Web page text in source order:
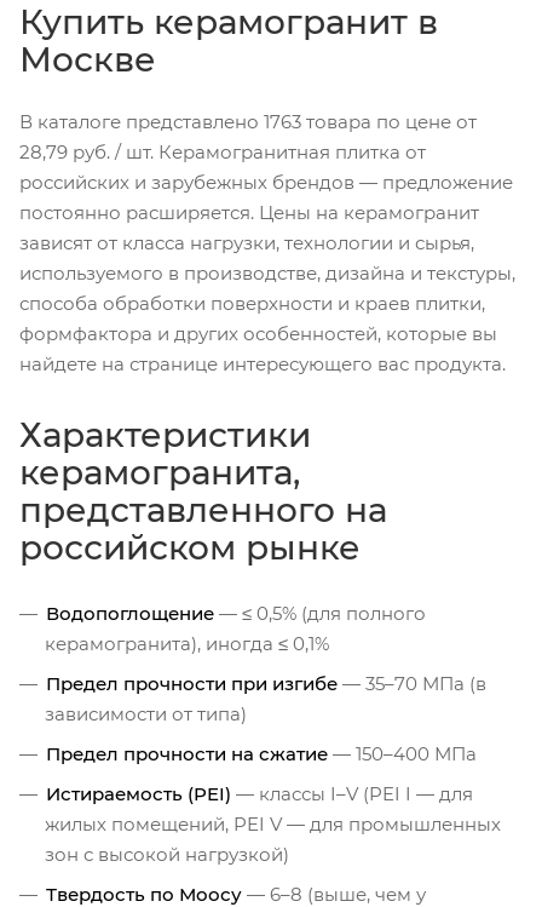
Купить керамогранит в
Москве
В каталоге представлено 1763 товара по цене от
28,79 руб. / шт. Керамогранитная плитка от
российских и зарубежных брендов — предложение
постоянно расширяется. Цены на керамогранит
зависят от класса нагрузки, технологии и сырья,
используемого в производстве, дизайна и текстуры,
способа обработки поверхности и краев плитки,
формфактора и других особенностей, которые вы
найдете на странице интересующего вас продукта.
Характеристики
керамогранита,
представленного на
российском рынке
Водопоглощение — ≤ 0,5% (для полного
керамогранита), иногда ≤ 0,1%
Предел прочности при изгибе — 35–70 МПа (в
зависимости от типа)
Предел прочности на сжатие — 150–400 МПа
Истираемость (PEI) — классы I–V (PEI I — для
жилых помещений, PEI V — для промышленных
зон с высокой нагрузкой)
Твердость по Моосу — 6–8 (выше, чем у